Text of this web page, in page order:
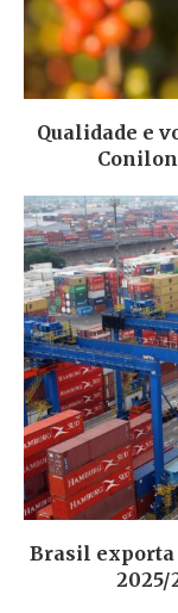
Qualidade e
Brasil exporta
2025/